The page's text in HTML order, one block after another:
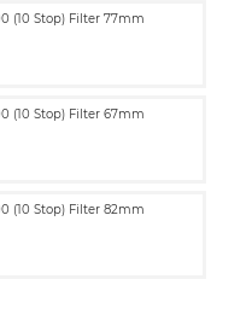
(10 Stop) Filter 77mm
(10 Stop) Filter 67mm
(10 Stop) Filter 82mm